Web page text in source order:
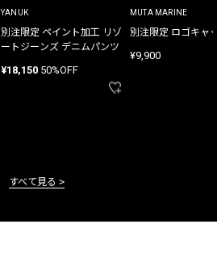
YANUK
別注限定 ペイント加工 リゾ
ートジーンズ デニムパンツ
¥18,150 50%OFF
MUTA MARINE
別注限定 ロゴキャ
¥9,900
すべて見る